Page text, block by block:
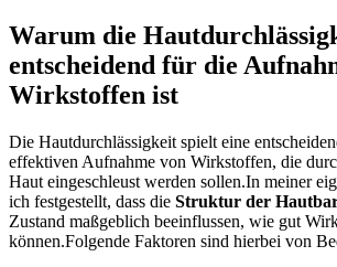
Warum die
entscheidend für die
Wirkstoffen ist
Die Hautdurchlässigkeit​ spielt eine
effektiven Aufnahme von Wirkstoffen, die
Haut eingeschleust⁣ werden sollen.In meiner
ich festgestellt, dass die Struktur der
Zustand maßgeblich beeinflussen, wie gut
können.Folgende Faktoren sind hierbei ​von⁢